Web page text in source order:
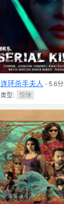
连环杀手夫人 - 5.6分
类型: 惊悚